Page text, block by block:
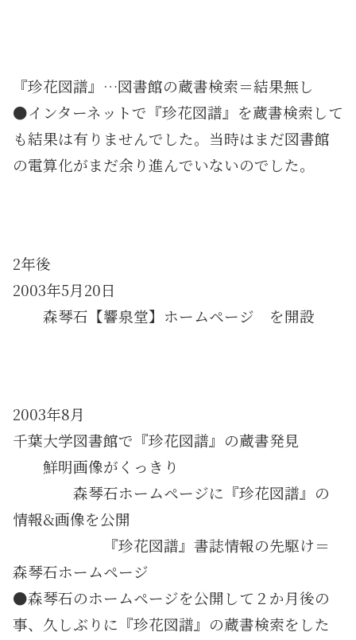
『珍花図譜』…図書館の蔵書検索＝結果無し
●インターネットで『珍花図譜』を蔵書検索して
も結果は有りませんでした。当時はまだ図書館
の電算化がまだ余り進んでいないのでした。
2年後
2003年5月20日
森琴石【響泉堂】ホームページ を開設
2003年8月
千葉大学図書館で『珍花図譜』の蔵書発見
鮮明画像がくっきり
森琴石ホームページに『珍花図譜』の
情報&画像を公開
『珍花図譜』書誌情報の先駆け＝
森琴石ホームページ
●森琴石のホームページを公開して２か月後の
事、久しぶりに『珍花図譜』の蔵書検索をした